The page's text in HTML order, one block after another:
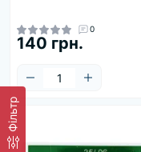
Фільтр
0
140 грн.